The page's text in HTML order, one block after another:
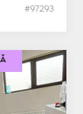
#97293